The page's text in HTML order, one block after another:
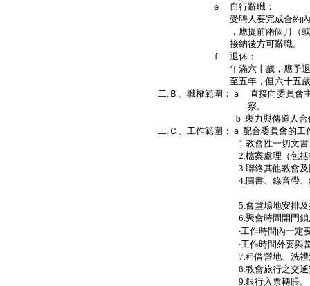
ｅ 自行辭職：
受聘人要完成合約內之年期
，應提前兩個月（或兩個月
接納後方可辭職。
ｆ 退休：
年滿六十歲，應予退休，經
至五年，但六十五歲必
二.Ｂ、職權範圍：ａ 直接向委員會主
察。
ｂ 衷力與傳道人合作並報
二.Ｃ、工作範圍：ａ 配合委員會的工
1.教會性一切文書工
2.檔案處理（包括投影
3.聯絡其他教會及團
4.圖書、錄音帶、錄影帶
5.會堂場地安排及控
6.聚會時間開門鎖及關
‧工作時間內一定要負
‧工作時間外要與當時聚會
7.租借營地、洗禮池、幻燈
8.教會旅行之交通安
9.銀行入票轉賬。